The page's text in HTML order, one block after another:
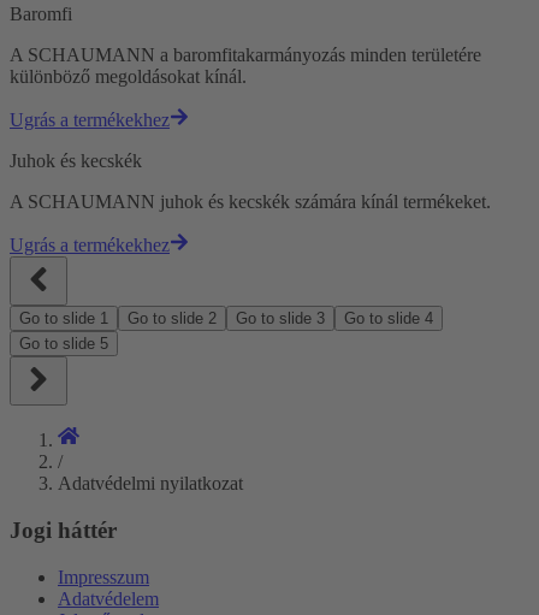
Baromfi
A SCHAUMANN a baromfitakarmányozás minden területére
különböző megoldásokat kínál.
Ugrás a termékekhez
Juhok és kecskék
A SCHAUMANN juhok és kecskék számára kínál termékeket.
Ugrás a termékekhez
Go to slide 1 Go to slide 2 Go to slide 3 Go to slide 4
Go to slide 5
/
Adatvédelmi nyilatkozat
Jogi háttér
Impresszum
Adatvédelem